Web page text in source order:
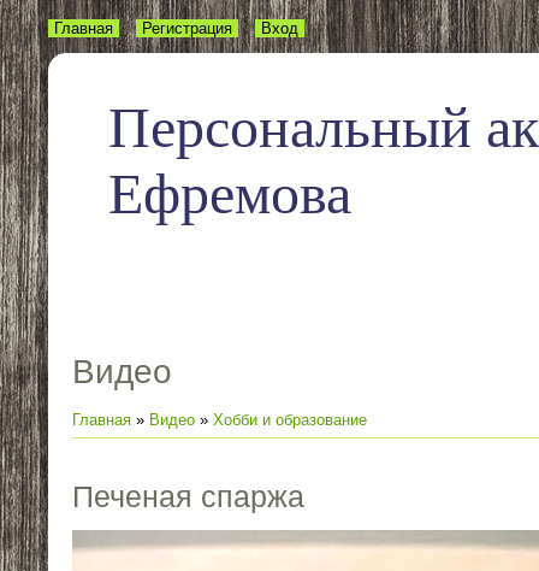
Персональный
Ефремова
Главная Регистрация Вход
Видео
Главная » Видео » Хобби и образование
Печеная спаржа